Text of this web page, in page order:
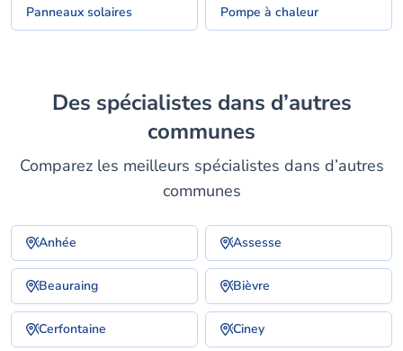
Panneaux solaires Pompe à chaleur
Des spécialistes dans d’autres
communes
Comparez les meilleurs spécialistes dans d’autres
communes
Anhée Assesse
Beauraing Bièvre
Cerfontaine Ciney